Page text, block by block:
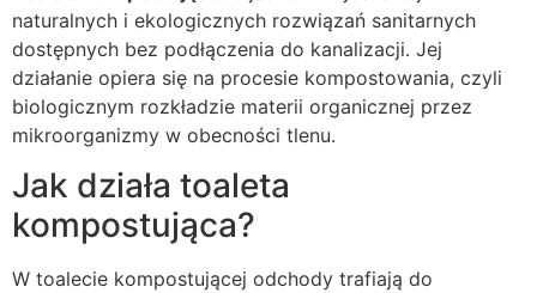
naturalnych i ekologicznych rozwiązań sanitarnych
dostępnych bez podłączenia do kanalizacji. Jej
działanie opiera się na procesie kompostowania, czyli
biologicznym rozkładzie materii organicznej przez
mikroorganizmy w obecności tlenu.
Jak działa toaleta
kompostująca?
W toalecie kompostującej odchody trafiają do